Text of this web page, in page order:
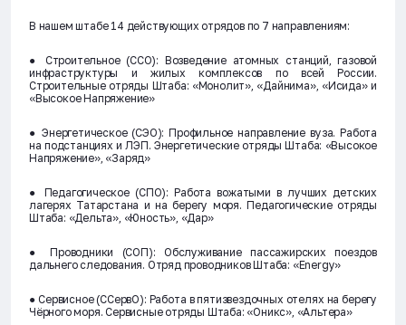
В нашем штабе 14 действующих отрядов по 7 направлениям:
● Строительное (ССО): Возведение атомных станций, газовой
инфраструктуры и жилых комплексов по всей России.
Строительные отряды Штаба: «Монолит», «Дайнима», «Исида» и
«Высокое Напряжение»
● Энергетическое (СЭО): Профильное направление вуза. Работа
на подстанциях и ЛЭП. Энергетические отряды Штаба: «Высокое
Напряжение», «Заряд»
● Педагогическое (СПО): Работа вожатыми в лучших детских
лагерях Татарстана и на берегу моря. Педагогические отряды
Штаба: «Дельта», «Юность», «Дар»
● Проводники (СОП): Обслуживание пассажирских поездов
дальнего следования. Отряд проводников Штаба: «Energy»
● Сервисное (ССервО): Работа в пятизвездочных отелях на берегу
Чёрного моря. Сервисные отряды Штаба: «Оникс», «Альтера»